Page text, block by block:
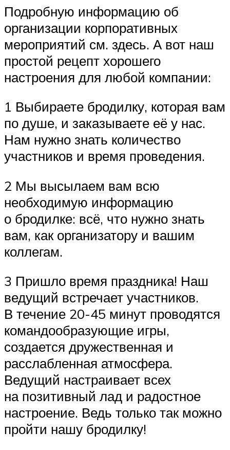
Подробную информацию об
организации корпоративных
мероприятий см. здесь. А вот наш
простой рецепт хорошего
настроения для любой компании:
1 Выбираете бродилку, которая вам
по душе, и заказываете её у нас.
Нам нужно знать количество
участников и время проведения.
2 Мы высылаем вам всю
необходимую информацию
о бродилке: всё, что нужно знать
вам, как организатору и вашим
коллегам.
3 Пришло время праздника! Наш
ведущий встречает участников.
В течение 20-45 минут проводятся
командообразующие игры,
создается дружественная и
расслабленная атмосфера.
Ведущий настраивает всех
на позитивный лад и радостное
настроение. Ведь только так можно
пройти нашу бродилку!